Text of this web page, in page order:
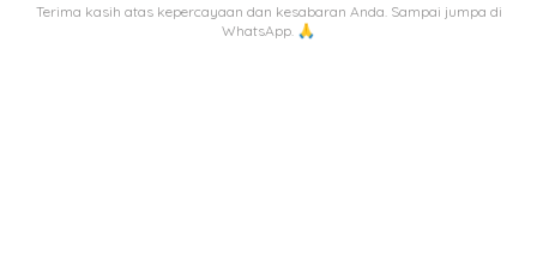
Terima kasih atas kepercayaan dan kesabaran Anda. Sampai jumpa di
WhatsApp. 🙏